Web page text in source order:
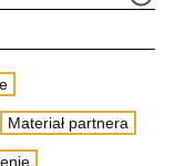
Materiał partnera